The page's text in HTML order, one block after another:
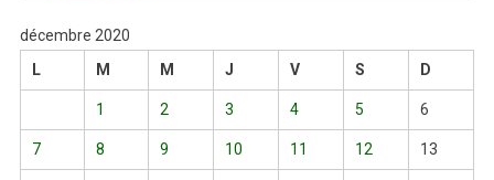
décembre 2020
L
M M J V S D
1 2 3 4 5 6
7 8 9 10 11 12 13